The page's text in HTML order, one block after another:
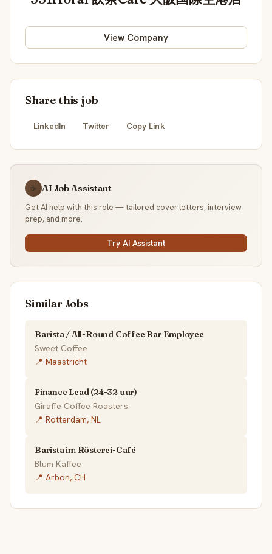
View Company
Share this job
LinkedIn Twitter Copy Link
☕ AI Job Assistant
Get AI help with this role — tailored cover letters, interview
prep, and more.
Try AI Assistant
Similar Jobs
Barista / All-Round Coffee Bar Employee
Sweet Coffee
📍 Maastricht
Finance Lead (24-32 uur)
Giraffe Coffee Roasters
📍 Rotterdam, NL
Barista im Rösterei-Café
Blum Kaffee
📍 Arbon, CH